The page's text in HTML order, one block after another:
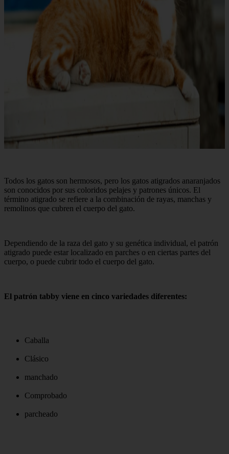
Todos los gatos son hermosos, pero los gatos atigrados anaranjados
son conocidos por sus coloridos pelajes y patrones únicos. El
término atigrado se refiere a la combinación de rayas, manchas y
remolinos que cubren el cuerpo del gato.
Dependiendo de la raza del gato y su genética individual, el patrón
atigrado puede estar localizado en parches o en ciertas partes del
cuerpo, o puede cubrir todo el cuerpo del gato.
El patrón tabby viene en cinco variedades diferentes:
Caballa
Clásico
manchado
Comprobado
parcheado